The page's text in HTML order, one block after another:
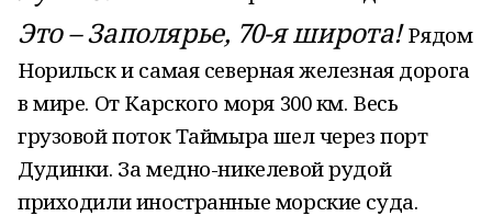
Это – Заполярье, 70-я широта! Рядом
Норильск и самая северная железная дорога
в мире. От Карского моря 300 км. Весь
грузовой поток Таймыра шел через порт
Дудинки. За медно-никелевой рудой
приходили иностранные морские суда.